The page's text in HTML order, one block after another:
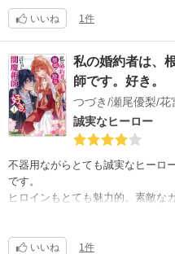
いいね 1件
私の婚約者は、
師です。好き。
つづき/瀬尾優梨/花
誠実なヒーロー
不器用ながらとても誠実なヒーロ
です。
ヒロインもとても魅力的。素敵な
いいね 1件